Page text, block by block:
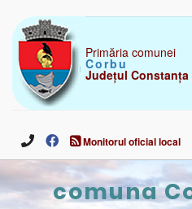
Primăria comunei
Corbu
Județul Constanța
Monitorul oficial local
comuna